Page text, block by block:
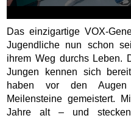
Das einzigartige VOX-
Jugendliche nun schon
ihrem Weg durchs Leben.
Jungen kennen sich
haben vor den Augen
Meilensteine gemeistert.
Jahre alt – und